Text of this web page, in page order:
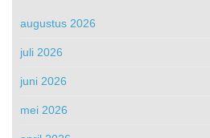
augustus 2026
juli 2026
juni 2026
mei 2026